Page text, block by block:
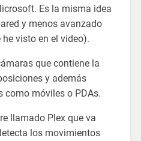
Es la misma idea
y menos avanzado
visto en el video).
que contiene la
y además
como móviles o PDAs.
llamado Plex que va
los movimientos